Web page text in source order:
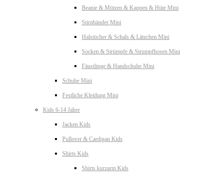
Beanie & Mützen & Kappen & Hüte Mini
Stirnbänder Mini
Halstücher & Schals & Lätzchen Mini
Socken & Strümpfe & Strumpfhosen Mini
Fäustlinge & Handschuhe Mini
Schuhe Mini
Festliche Kleidung Mini
Kids 6-14 Jahre
Jacken Kids
Pullover & Cardigan Kids
Shirts Kids
Shirts kurzarm Kids